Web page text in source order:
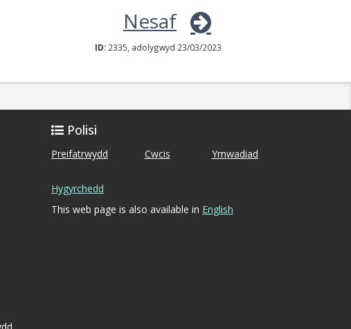
Nesaf
ID: 2335, adolygwyd 23/03/2023
Polisi
Preifatrwydd Cwcis Ymwadiad
Hygyrchedd
This web page is also available in English